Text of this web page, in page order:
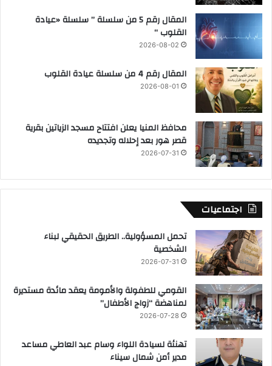
المقال رقم 5 من سلسلة ” سلسلة «عيادة
القلوب “
2026-08-02
المقال رقم 4 من سلسلة عيادة القلوب
2026-08-01
محافظ المنيا يعلن افتتاح مسجد الزياتين بقرية
قصر هور بعد إحلاله وتجديده
2026-07-31
اجتماعيات
تحمل المسؤولية.. الطريق الحقيقي لبناء
الشخصية
2026-07-31
القومي للطفولة والأمومة يعقد مائدة مستديرة
لمناهضة “زواج الأطفال”
2026-07-28
تهنئة لسيادة اللواء وسام عبد العاطي مساعد
مدير أمن شمال سيناء